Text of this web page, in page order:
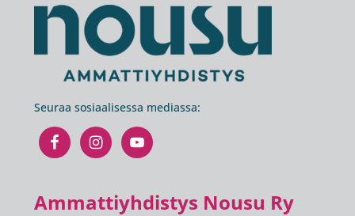
Footer
Seuraa sosiaalisessa mediassa:
Ammattiyhdistys Nousu Ry